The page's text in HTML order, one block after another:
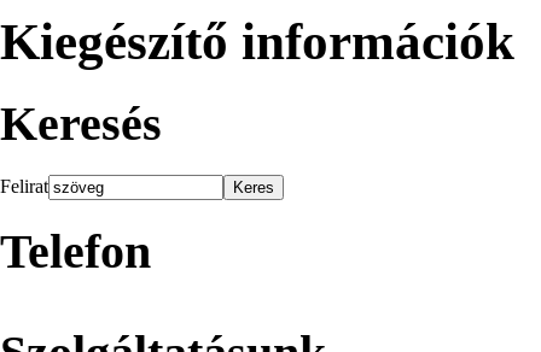
Kiegészítő információk
Keresés
Felirat
Telefon